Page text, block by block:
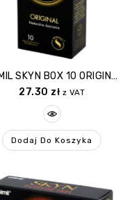
UNIMIL SKYN BOX 10 ORIGINAL
27.30 zł z VAT
Dodaj Do Koszyka